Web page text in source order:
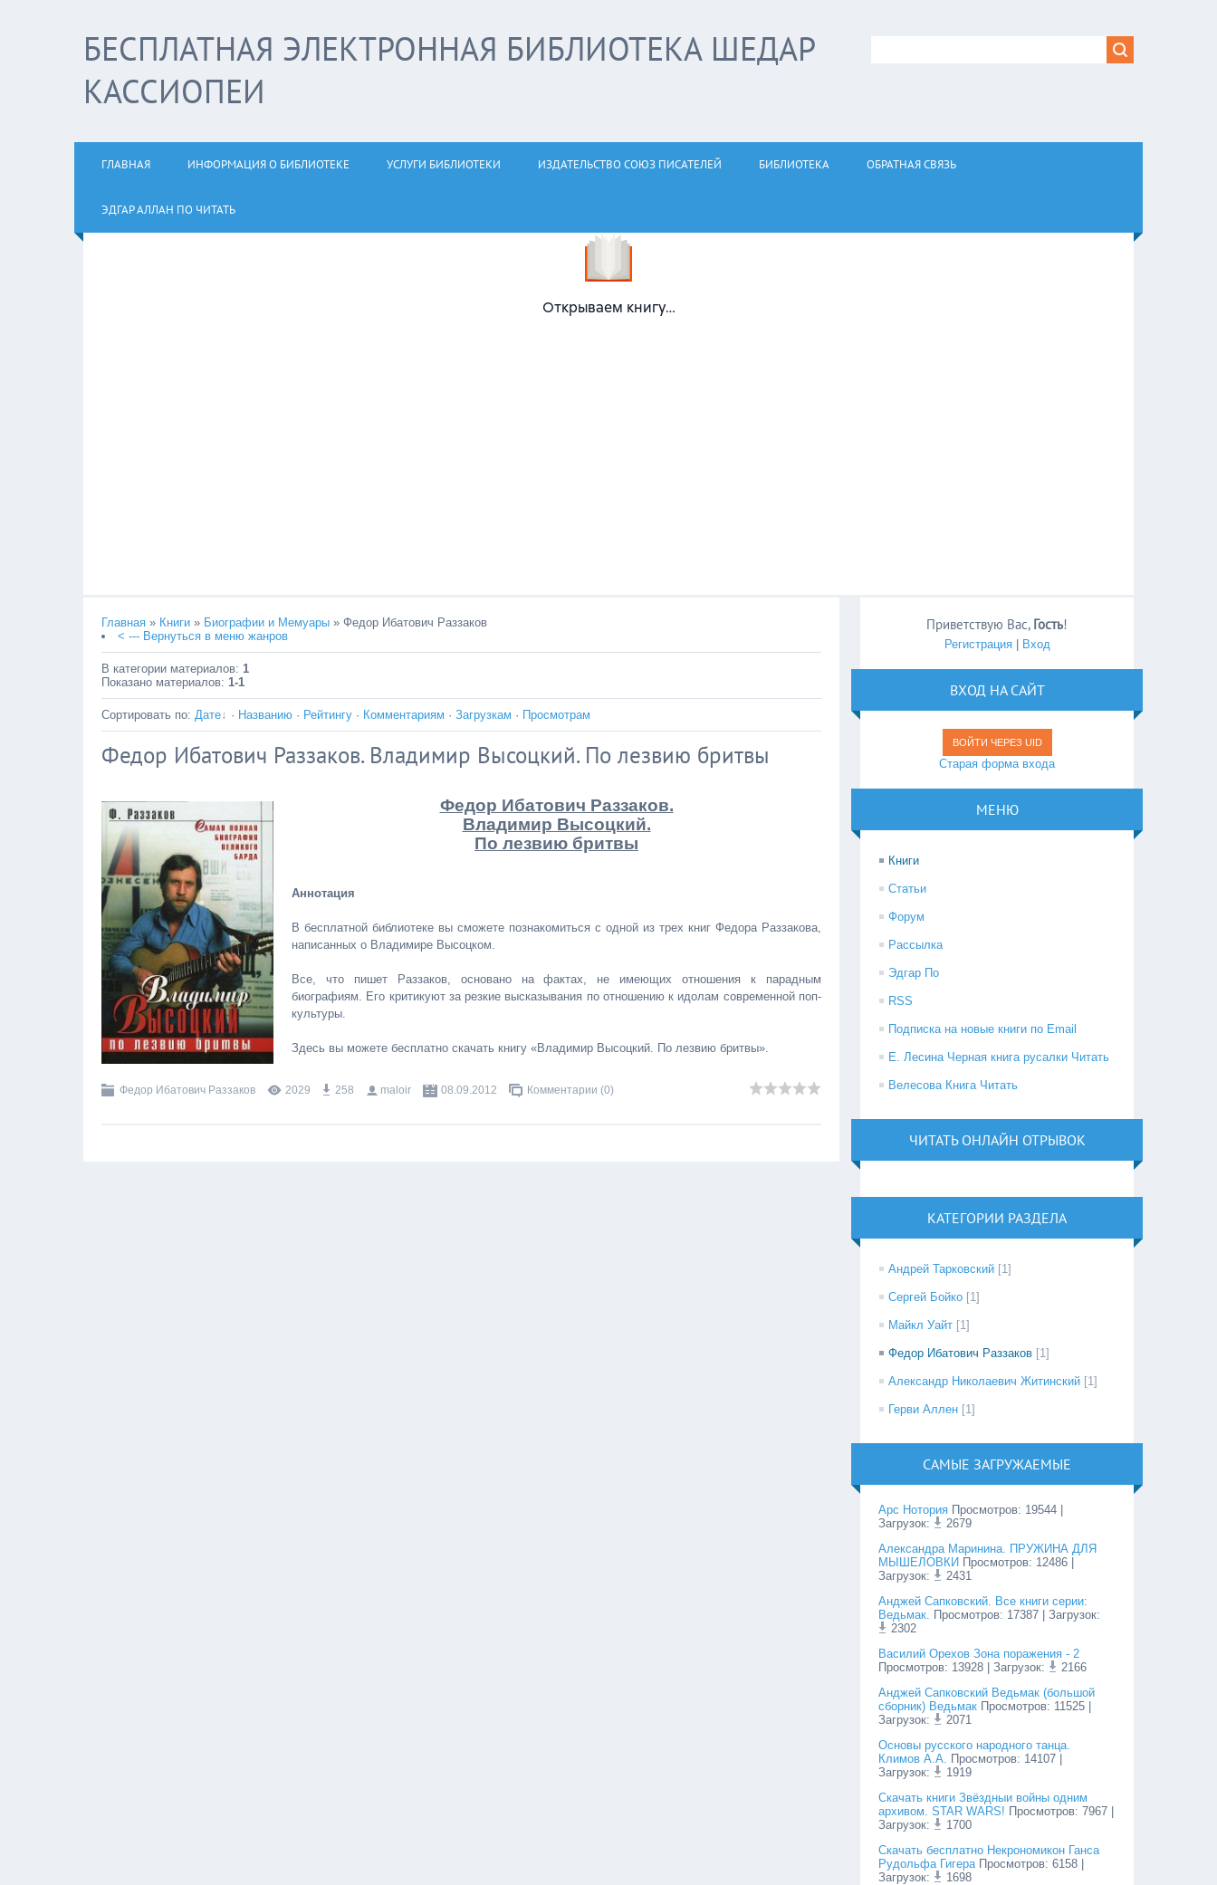
БЕСПЛАТНАЯ ЭЛЕКТРОННАЯ БИБЛИОТЕКА ШЕДАР
КАССИОПЕИ
ГЛАВНАЯ ИНФОРМАЦИЯ О БИБЛИОТЕКЕ УСЛУГИ БИБЛИОТЕКИ ИЗДАТЕЛЬСТВО СОЮЗ ПИСАТЕЛЕЙ БИБЛИОТЕКА ОБРАТНАЯ СВЯЗЬ
ЭДГАР АЛЛАН ПО ЧИТАТЬ
Главная » Книги » Биографии и Мемуары » Федор Ибатович Раззаков
< --- Вернуться в меню жанров
В категории материалов: 1
Показано материалов: 1-1
Сортировать по: Дате · Названию · Рейтингу · Комментариям · Загрузкам · Просмотрам
Федор Ибатович Раззаков. Владимир Высоцкий. По лезвию бритвы
Федор Ибатович Раззаков.
Владимир Высоцкий.
По лезвию бритвы
Аннотация
В бесплатной библиотеке вы сможете познакомиться с одной из трех книг Федора Раззакова,
написанных о Владимире Высоцком.
Все, что пишет Раззаков, основано на фактах, не имеющих отношения к парадным
биографиям. Его критикуют за резкие высказывания по отношению к идолам современной поп-
культуры.
Здесь вы можете бесплатно скачать книгу «Владимир Высоцкий. По лезвию бритвы».
Федор Ибатович Раззаков 2029 258 maloir 08.09.2012 Комментарии (0)
Приветствую Вас, Гость!
Регистрация| Вход
ВХОД НА САЙТ
ВОЙТИ ЧЕРЕЗ UID
Старая форма входа
МЕНЮ
Книги
Статьи
Форум
Рассылка
Эдгар По
RSS
Подписка на новые книги по Email
Е. Лесина Черная книга русалки Читать
Велесова Книга Читать
ЧИТАТЬ ОНЛАЙН ОТРЫВОК
КАТЕГОРИИ РАЗДЕЛА
Андрей Тарковский [1]
Сергей Бойко [1]
Майкл Уайт [1]
Федор Ибатович Раззаков [1]
Александр Николаевич Житинский [1]
Герви Аллен [1]
САМЫЕ ЗАГРУЖАЕМЫЕ
Арс Нотория Просмотров: 19544
Загрузок:
2679
Александра Маринина. ПРУЖИНА ДЛЯ
МЫШЕЛОВКИ Просмотров: 12486
Загрузок:
2431
Анджей Сапковский. Все книги серии:
Ведьмак. Просмотров: 17387 | Загрузок:
2302
Василий Орехов Зона поражения - 2
Просмотров: 13928 | Загрузок:
2166
Анджей Сапковский Ведьмак (большой
сборник) Ведьмак Просмотров: 11525
Загрузок:
2071
Основы русского народного танца.
Климов А.А. Просмотров: 14107
Загрузок:
1919
Cкачать книги Звёздныи войны одним
архивом. STAR WARS! Просмотров:7967
Загрузок:
1700
Скачать бесплатно Некрономикон Ганса
Рудольфа Гигера Просмотров:6158
Загрузок:
1698